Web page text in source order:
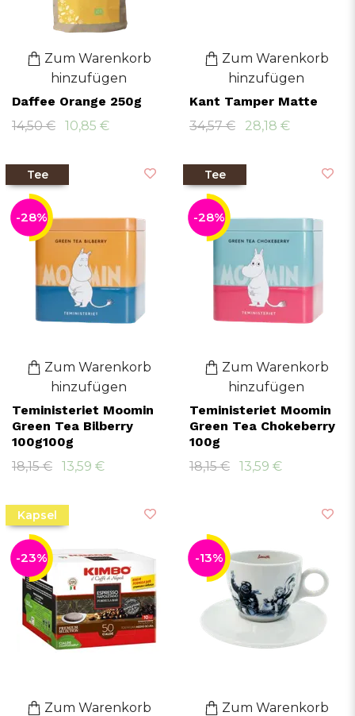
Zum Warenkorb
hinzufügen
Daffee Orange 250g
14,50 €
10,85 €
Zum Warenkorb
hinzufügen
Kant Tamper Matte
34,57 €
28,18 €
Tee
-28%
Zum Warenkorb
hinzufügen
Teministeriet Moomin
Green Tea Bilberry
100g100g
18,15 €
13,59 €
Tee
-28%
Zum Warenkorb
hinzufügen
Teministeriet Moomin
Green Tea Chokeberry
100g
18,15 €
13,59 €
Kapsel
-23%
Zum Warenkorb
-13%
Zum Warenkorb